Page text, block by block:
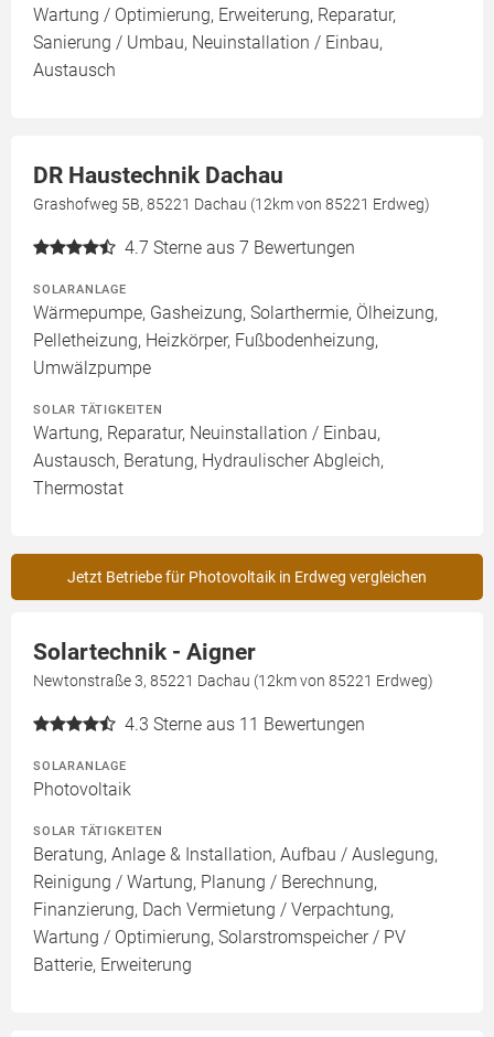
Wartung / Optimierung, Erweiterung, Reparatur,
Sanierung / Umbau, Neuinstallation / Einbau,
Austausch
DR Haustechnik Dachau
Grashofweg 5B, 85221 Dachau (12km von 85221 Erdweg)
4.7 Sterne aus 7 Bewertungen
SOLARANLAGE
Wärmepumpe, Gasheizung, Solarthermie, Ölheizung,
Pelletheizung, Heizkörper, Fußbodenheizung,
Umwälzpumpe
SOLAR TÄTIGKEITEN
Wartung, Reparatur, Neuinstallation / Einbau,
Austausch, Beratung, Hydraulischer Abgleich,
Thermostat
Jetzt Betriebe für Photovoltaik in Erdweg vergleichen
Solartechnik - Aigner
Newtonstraße 3, 85221 Dachau (12km von 85221 Erdweg)
4.3 Sterne aus 11 Bewertungen
SOLARANLAGE
Photovoltaik
SOLAR TÄTIGKEITEN
Beratung, Anlage & Installation, Aufbau / Auslegung,
Reinigung / Wartung, Planung / Berechnung,
Finanzierung, Dach Vermietung / Verpachtung,
Wartung / Optimierung, Solarstromspeicher / PV
Batterie, Erweiterung